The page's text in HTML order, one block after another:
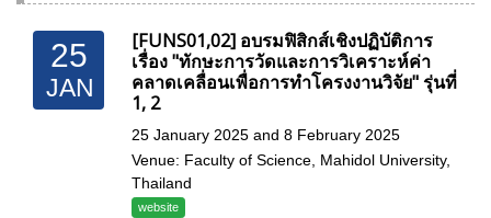
25
JAN
[FUNS01,02] อบรมฟิสิกส์เชิงปฏิบัติการ
เรื่อง "ทักษะการวัดและการวิเคราะห์ค่า
คลาดเคลื่อนเพื่อการทำโครงงานวิจัย" รุ่นที่
1, 2
25 January 2025 and 8 February 2025
Venue: Faculty of Science, Mahidol University,
Thailand
website